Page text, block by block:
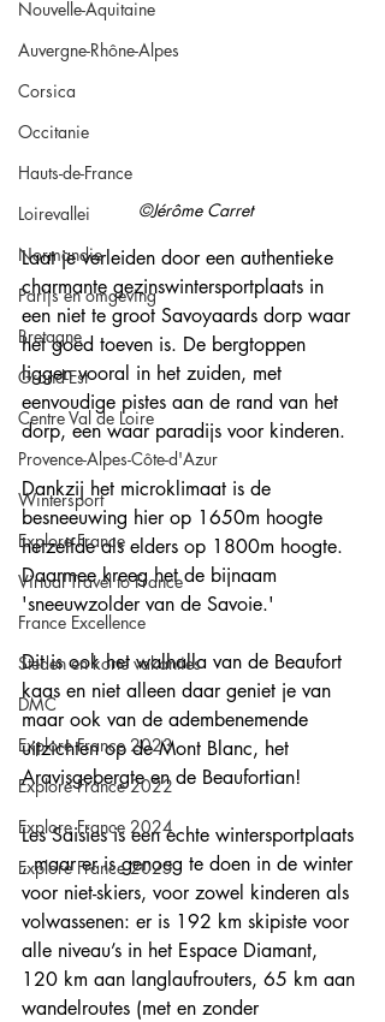
Nouvelle-Aquitaine
Auvergne-Rhône-Alpes
Corsica
Occitanie
Hauts-de-France
Loirevallei
Normandie
Parijs en omgeving
Bretagne
Grand-Est
Centre Val de Loire
Provence-Alpes-Côte-d'Azur
Wintersport
Explore France
Virtual Travel to France
France Excellence
Steden en korte vakanties
DMC
Explore France 2023
Explore France 2022
Explore France 2024
Explore France 2025
©Jérôme Carret
Laat je verleiden door een authentieke
charmante gezinswintersportplaats in
een niet te groot Savoyaards dorp waar
het goed toeven is. De bergtoppen
liggen vooral in het zuiden, met
eenvoudige pistes aan de rand van het
dorp, een waar paradijs voor kinderen.
Dankzij het microklimaat is de
besneeuwing hier op 1650m hoogte
hetzelfde als elders op 1800m hoogte.
Daarmee kreeg het de bijnaam
'sneeuwzolder van de Savoie.'
Dit is ook het walhalla van de Beaufort
kaas en niet alleen daar geniet je van
maar ook van de adembenemende
uitzichten op de Mont Blanc, het
Aravisgebergte en de Beaufortian!
Les Saisies is een echte wintersportplaats
, maar er is genoeg te doen in de winter
voor niet-skiers, voor zowel kinderen als
volwassenen: er is 192 km skipiste voor
alle niveau’s in het Espace Diamant,
120 km aan langlaufrouters, 65 km aan
wandelroutes (met en zonder